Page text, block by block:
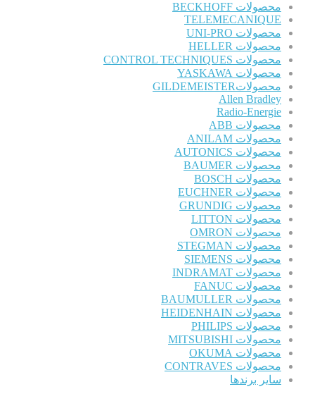
محصولات BECKHOFF
TELEMECANIQUE
محصولات UNI-PRO
محصولات HELLER
محصولات CONTROL TECHNIQUES
محصولات YASKAWA
محصولاتGILDEMEISTER
Allen Bradley
Radio-Energie
محصولات ABB
محصولات ANILAM
محصولات AUTONICS
محصولات BAUMER
محصولات BOSCH
محصولات EUCHNER
محصولات GRUNDIG
محصولات LITTON
محصولات OMRON
محصولات STEGMAN
محصولات SIEMENS
محصولات INDRAMAT
محصولات FANUC
محصولات BAUMULLER
محصولات HEIDENHAIN
محصولات PHILIPS
محصولات MITSUBISHI
محصولات OKUMA
محصولات CONTRAVES
سایر برندها